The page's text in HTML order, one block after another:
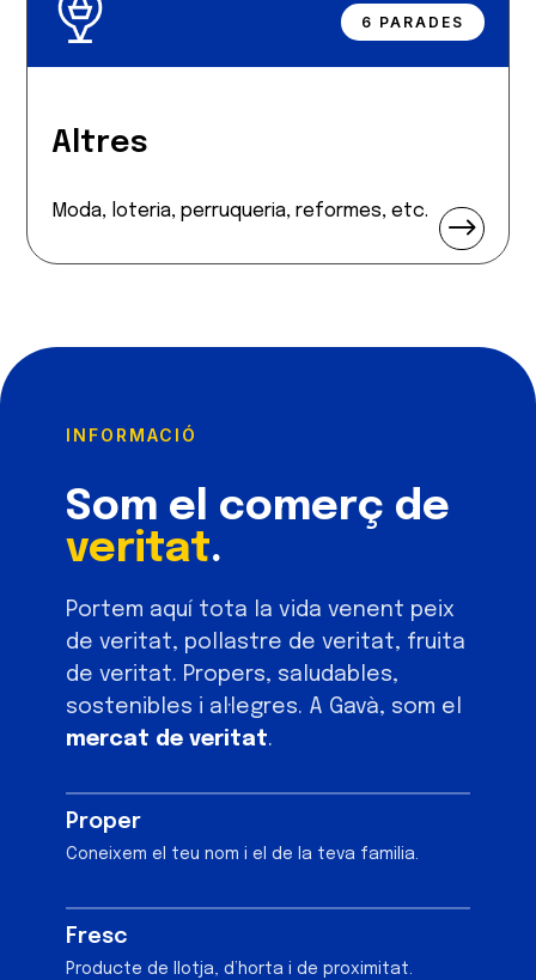
6 PARADES
Altres
Moda, loteria, perruqueria, reformes, etc. $
INFORMACIÓ
Som el comerç de
veritat.
Portem aquí tota la vida venent peix
de veritat, pollastre de veritat, fruita
de veritat. Propers, saludables,
sostenibles i al·legres. A Gavà, som el
mercat de veritat.
Proper
Coneixem el teu nom i el de la teva familia.
Fresc
Producte de llotja, d’horta i de proximitat.